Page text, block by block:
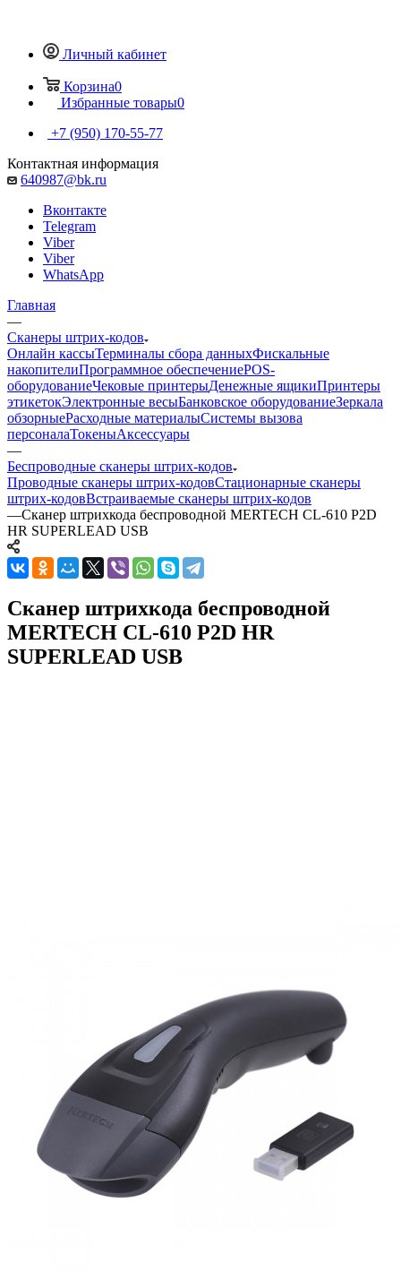
Личный кабинет
Корзина0
Избранные товары0
+7 (950) 170-55-77
Контактная информация
640987@bk.ru
Вконтакте
Telegram
Viber
Viber
WhatsApp
Главная
—
Сканеры штрих-кодов
Онлайн кассыТерминалы сбора данныхФискальные
накопителиПрограммное обеспечениеPOS-
оборудованиеЧековые принтерыДенежные ящикиПринтеры
этикетокЭлектронные весыБанковское оборудованиеЗеркала
обзорныеРасходные материалыСистемы вызова
персоналаТокеныАксессуары
—
Беспроводные сканеры штрих-кодов
Проводные сканеры штрих-кодовСтационарные сканеры
штрих-кодовВстраиваемые сканеры штрих-кодов
—Сканер штрихкода беспроводной MERTECH CL-610 P2D
HR SUPERLEAD USB
Сканер штрихкода беспроводной
MERTECH CL-610 P2D HR
SUPERLEAD USB